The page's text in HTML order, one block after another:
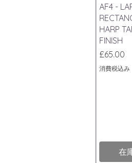
クイッ
AF4 -
HARP
FINISH
価格
£65.00
消費税込み
在